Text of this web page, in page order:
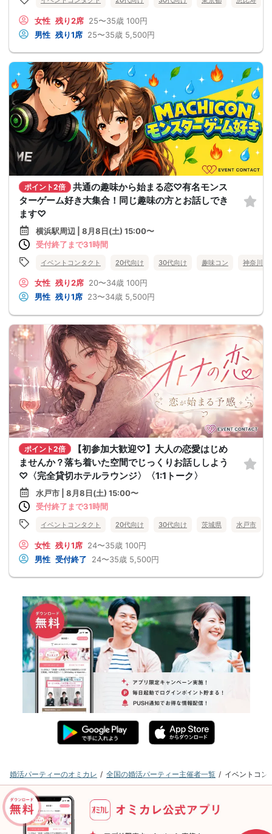
女性 残り2席 25〜35歳 100円
男性 残り1席 25〜35歳 5,500円
ポイント2倍
共通の趣味から始まる恋♡有名モンス
ターゲーム好き大集合！同じ趣味の方とお話しでき
ます♡
横浜駅周辺 | 8月8日(土) 15:00〜
受付終了まで31時間
イベントコンタクト 20代向け 30代向け 趣味コン 神奈川県
女性 残り2席 20〜34歳 100円
男性 残り1席 23〜34歳 5,500円
ポイント2倍
【初参加大歓迎♡】大人の恋愛はじめ
ませんか？落ち着いた空間でじっくりお話ししよう
♡〈完全貸切ホテルラウンジ〉〈1:1トーク〉
水戸市 | 8月8日(土) 15:00〜
受付終了まで31時間
イベントコンタクト 20代向け 30代向け 茨城県 水戸市
女性 残り1席 24〜35歳 100円
男性 受付終了 24〜35歳 5,500円
婚活パーティーのオミカレ 全国の婚活パーティー主催者一覧 イベントコン